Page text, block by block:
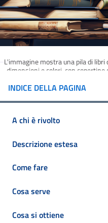
L'immagine mostra una pila di
dimensioni e colori, con
INDICE DELLA PAGINA
A chi è rivolto
Descrizione estesa
Come fare
Cosa serve
Cosa si ottiene